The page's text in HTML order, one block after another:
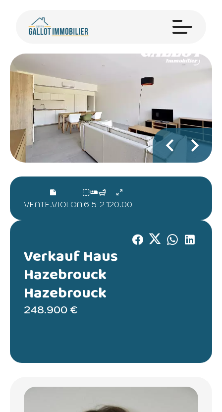
VENTE.VIOLON 6 5 2 120.00
Verkauf Haus
Hazebrouck
Hazebrouck
248.900 €